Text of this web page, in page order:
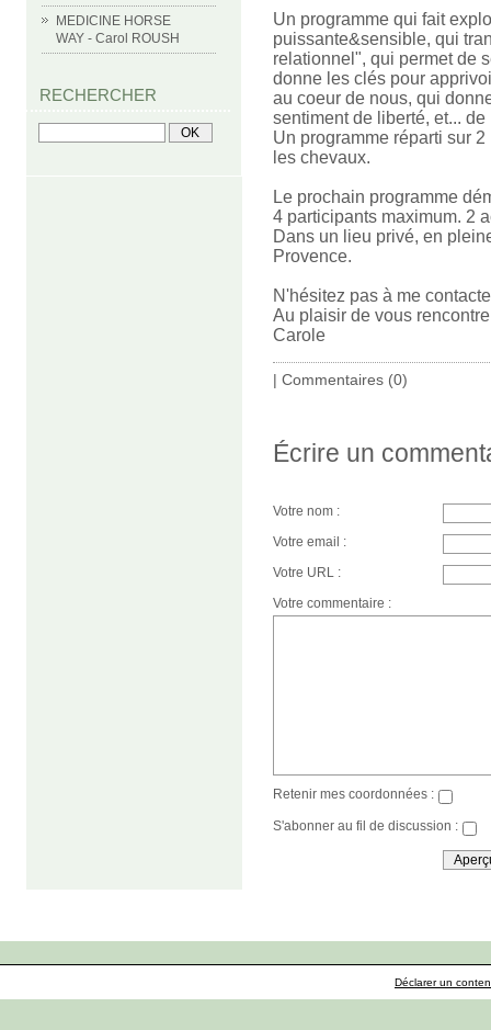
MEDICINE HORSE
WAY - Carol ROUSH
RECHERCHER
Un programme qui fait
puissante&sensible, qui
relationnel", qui permet de
donne les clés pour
au coeur de nous, qui
sentiment de liberté, et... de
Un programme réparti sur
les chevaux.
Le prochain programme
4 participants maximum. 2
Dans un lieu privé, en
Provence.
N'hésitez pas à me
Au plaisir de vous
Carole
| Commentaires (0)
Écrire un
Votre nom :
Votre email :
Votre URL :
Votre commentaire :
Retenir mes coordonnées :
S'abonner au fil de discussion :
Déclarer un